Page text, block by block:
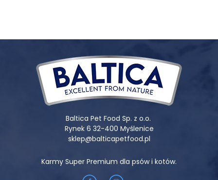
manganawy, monohydrat; 3b503) 24 mg, cynk (siarczan
PROPOZYCJA KARMIENIA:
Baltica Pet Food Sp. z o.o.
Rynek 6 32-400 Myślenice
sklep@balticapetfood.pl
Karmy Super Premium dla psów i kotów.